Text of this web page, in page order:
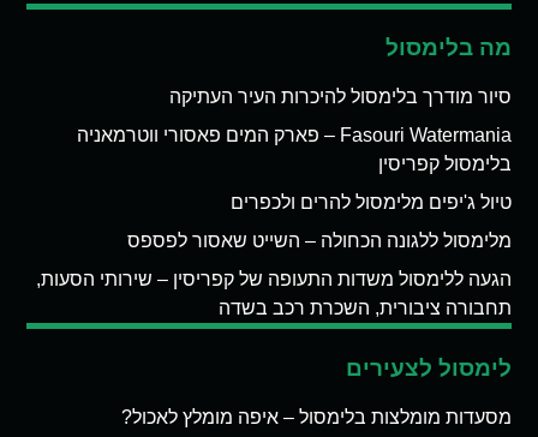
מה בלימסול
סיור מודרך בלימסול להיכרות העיר העתיקה
Fasouri Watermania – פארק המים פאסורי ווטרמאניה
בלימסול קפריסין
טיול ג'יפים מלימסול להרים ולכפרים
מלימסול ללגונה הכחולה – השייט שאסור לפספס
הגעה ללימסול משדות התעופה של קפריסין – שירותי הסעות,
תחבורה ציבורית, השכרת רכב בשדה
לימסול לצעירים
מסעדות מומלצות בלימסול – איפה מומלץ לאכול?